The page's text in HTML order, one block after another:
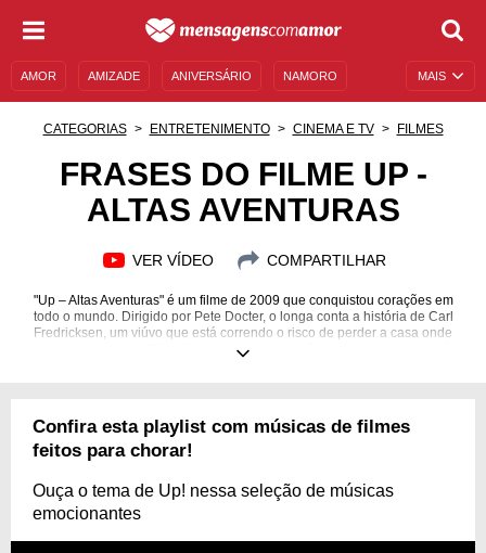
MAIS
AMOR AMIZADE ANIVERSÁRIO NAMORO
MENSAGENS E FRASES MENSAGENS DE ANIVERSÁRIO
CATEGORIAS ENTRETENIMENTO CINEMA E TV FILMES
FRASES DO FILME UP -
ALTAS AVENTURAS
VER VÍDEO COMPARTILHAR
"Up – Altas Aventuras" é um filme de 2009 que conquistou corações em
todo o mundo. Dirigido por Pete Docter, o longa conta a história de Carl
Fredricksen, um viúvo que está correndo o risco de perder a casa onde
viveu com a esposa, Ellie. Depois de uma situação muito inusitada, porém,
você. Leve os ensinamentos dessa animação para o seu peito com
Confira esta playlist com músicas de filmes
feitos para chorar!
Ouça o tema de Up! nessa seleção de músicas
emocionantes